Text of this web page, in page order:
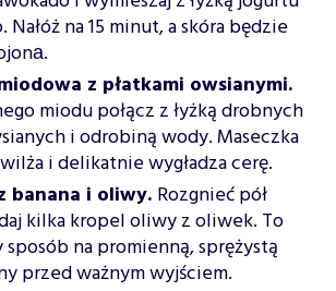
Nałóż na 15 minut, a skóra będzie
z płatkami owsianymi.
miodu połącz z łyżką drobnych
i odrobiną wody. Maseczka
i delikatnie wygładza cerę.
banana i oliwy. Rozgnieć pół
kilka kropel oliwy z oliwek. To
na promienną, sprężystą
przed ważnym wyjściem.